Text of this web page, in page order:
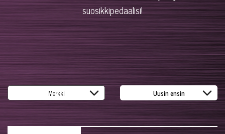
suosikkipedaalisi!